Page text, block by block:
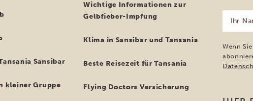
Sansibar
kleiner Gruppe
Wichtige Informationen zur
Gelbfieber-Impfung
Klima in Sansibar und Tansania
Beste Reisezeit für Tansania
Flying Doctors Versicherung
Name
Wenn